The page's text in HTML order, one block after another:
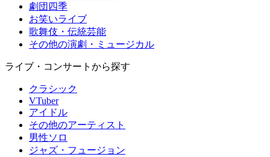
劇団四季
お笑いライブ
歌舞伎・伝統芸能
その他の演劇・ミュージカル
ライブ・コンサートから探す
クラシック
VTuber
アイドル
その他のアーティスト
男性ソロ
ジャズ・フュージョン